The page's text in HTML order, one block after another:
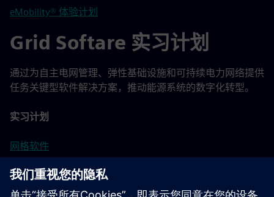
eMobility® 体验计划
Grid Softare 实习计划
通过为自主电网管理、弹性基础设施和可持续电力网络提供
任务关键型软件解决方案，推动能源系统的数字化转型。
实习计划
网格软件